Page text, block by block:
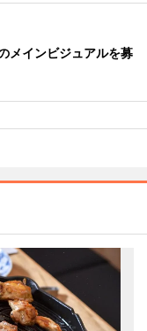
メインビジュアルを募